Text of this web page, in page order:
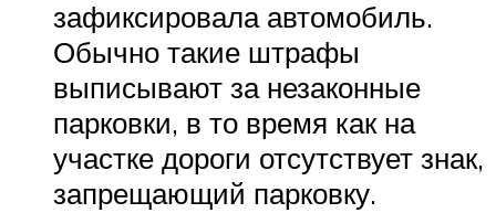
зафиксировала автомобиль.
Обычно такие штрафы
выписывают за незаконные
парковки, в то время как на
участке дороги отсутствует знак,
запрещающий парковку.